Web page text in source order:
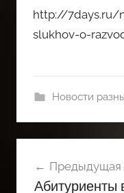
http://7days.ru/
slukhov-o-
Новости
по
Предыдущая
Абитуриенты